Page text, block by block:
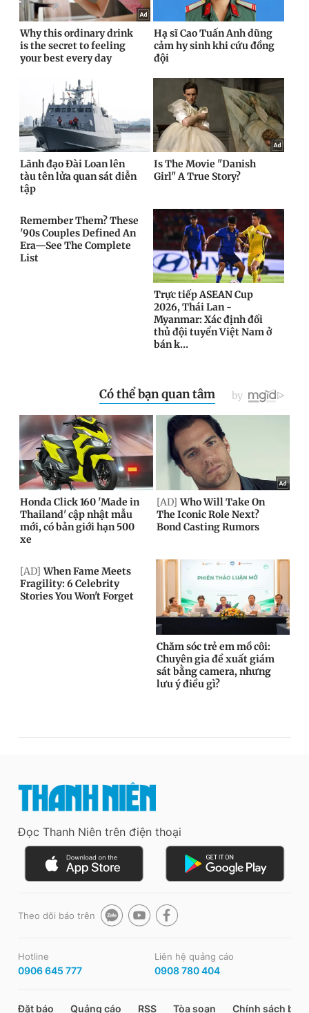
Đọc Thanh Niên trên điện thoại
Theo dõi báo trên
Hotline
0906 645 777
Liên hệ quảng cáo
0908 780 404
Đặt báo Quảng cáo RSS Tòa soạn Chính sách bảo